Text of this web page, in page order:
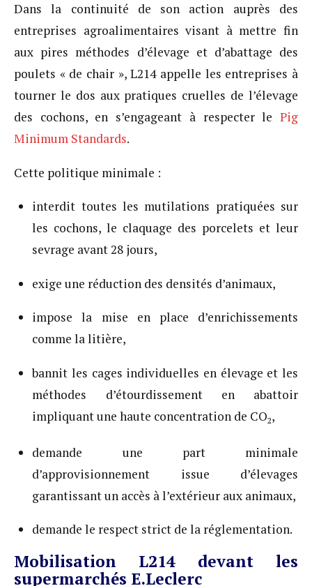
Dans la continuité de son action auprès des
entreprises agroalimentaires visant à mettre fin
aux pires méthodes d’élevage et d’abattage des
poulets « de chair », L214 appelle les entreprises à
tourner le dos aux pratiques cruelles de l’élevage
des cochons, en s’engageant à respecter le Pig
Minimum Standards.
Cette politique minimale :
interdit toutes les mutilations pratiquées sur
les cochons, le claquage des porcelets et leur
sevrage avant 28 jours,
exige une réduction des densités d’animaux,
impose la mise en place d’enrichissements
comme la litière,
bannit les cages individuelles en élevage et les
méthodes d’étourdissement en abattoir
impliquant une haute concentration de CO2,
demande une part minimale
d’approvisionnement issue d’élevages
garantissant un accès à l’extérieur aux animaux,
demande le respect strict de la réglementation.
Mobilisation L214 devant les
supermarchés E.Leclerc